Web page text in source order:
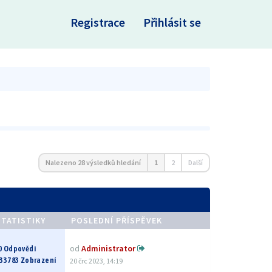
Registrace Přihlásit se
Nalezeno 28 výsledků hledání 1 2 Další
POSLEDNÍ PŘÍSPĚVEK
Odpovědi
Zobrazení
od Administrator
20 črc 2023, 14:19